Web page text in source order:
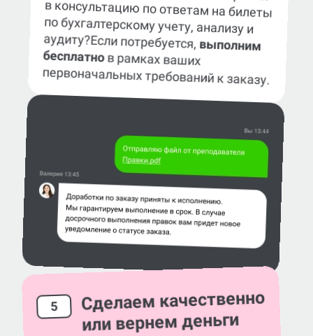
аудиту?Если потребуется, выполним
бесплатнов рамках ваших
первоначальных требований к заказу.
5 Сделаем качественно
или вернем деньги